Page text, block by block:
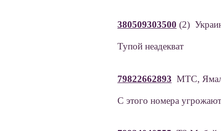
380509303500 (2)
Тупой неадекват
79822662893 МТС,
С этого номера